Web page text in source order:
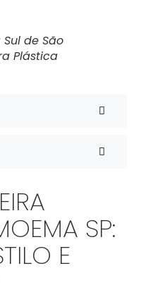
de São
Plástica
SP:
E